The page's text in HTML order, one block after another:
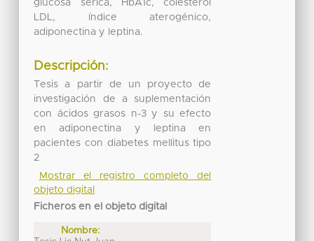
glucosa sérica, HbA1c, colesterol
LDL, índice aterogénico,
adiponectina y leptina.
Descripción:
Tesis a partir de un proyecto de
investigación de a suplementación
con ácidos grasos n-3 y su efecto
en adiponectina y leptina en
pacientes con diabetes mellitus tipo
2
Mostrar el registro completo del
objeto digital
Ficheros en el objeto digital
Nombre: